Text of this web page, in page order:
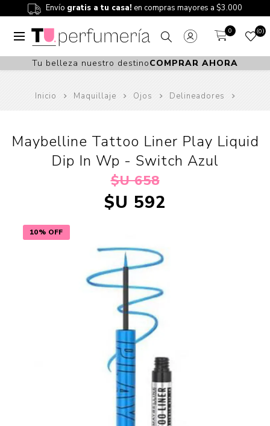
Envío gratis a tu casa! en compras mayores a $3.000
0 0
Tu belleza nuestro destinoCOMPRAR AHORA
Inicio Maquillaje Ojos Delineadores
10% OFF
Maybelline Tattoo Liner Play Liquid
Dip In Wp - Switch Azul
$U 658
$U 592